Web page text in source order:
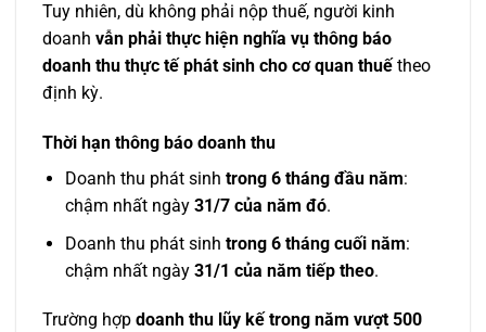
Tuy nhiên, dù không phải nộp thuế, người kinh
doanh vẫn phải thực hiện nghĩa vụ thông báo
doanh thu thực tế phát sinh cho cơ quan thuế theo
định kỳ.
Thời hạn thông báo doanh thu
Doanh thu phát sinh trong 6 tháng đầu năm:
chậm nhất ngày 31/7 của năm đó.
Doanh thu phát sinh trong 6 tháng cuối năm:
chậm nhất ngày 31/1 của năm tiếp theo.
Trường hợp doanh thu lũy kế trong năm vượt 500